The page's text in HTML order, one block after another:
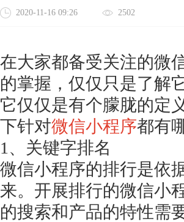
2020-11-16 09:26 2502
在大家都备受关注的微
的掌握，仅仅只是了解
它仅仅是有个朦胧的定
下针对微信小程序都有
1、关键字排名
微信小程序的排行是依
来。开展排行的微信小
的搜索和产品的特性需